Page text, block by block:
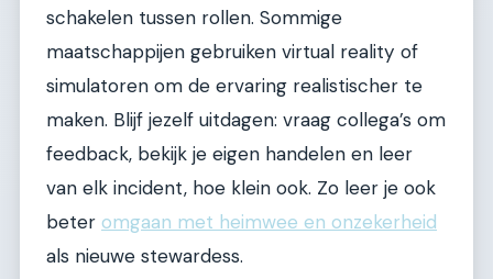
schakelen tussen rollen. Sommige
maatschappijen gebruiken virtual reality of
simulatoren om de ervaring realistischer te
maken. Blijf jezelf uitdagen: vraag collega’s om
feedback, bekijk je eigen handelen en leer
van elk incident, hoe klein ook. Zo leer je ook
beter omgaan met heimwee en onzekerheid
als nieuwe stewardess.